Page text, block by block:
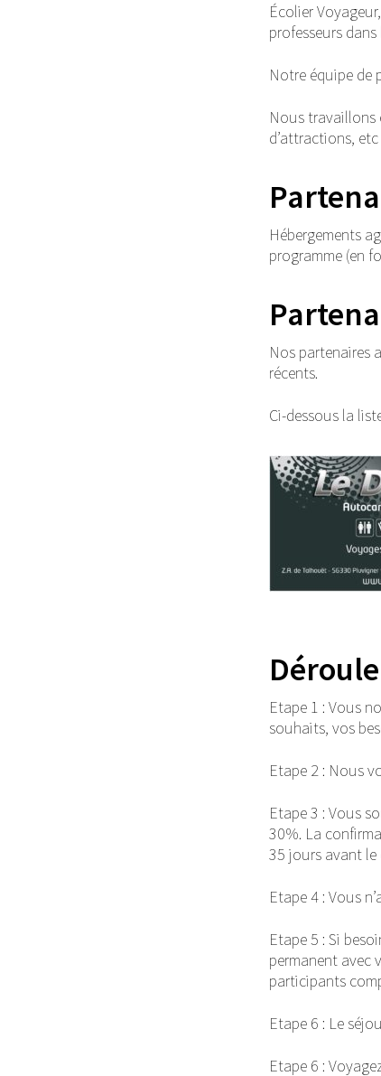
Écolier
professeurs
Notre équipe de
Nous travaillons
d’attractions,
Hébergements
programme (en
Nos partenaires
récents.
Ci-dessous la
Etape 1 : Vous
souhaits, vos
Etape 2 : Nous
Etape 3 : Vous
30%. La
35 jours avant le
Etape 4 : Vous
Etape 5 : Si
permanent avec
participants
Etape 6 : Le
Etape 6 :